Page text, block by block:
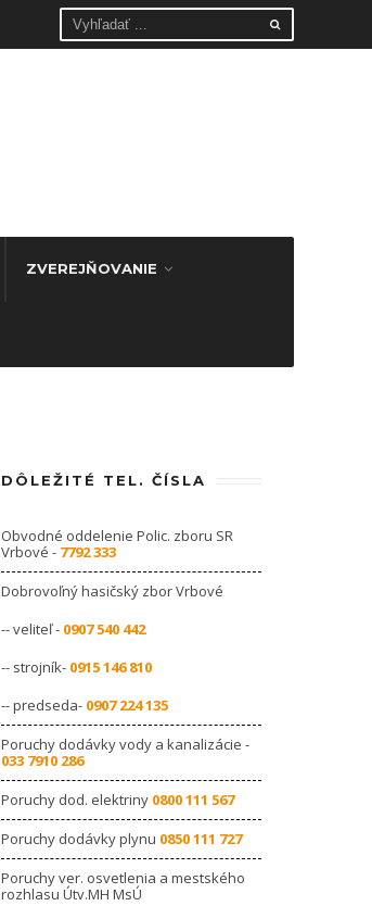
ZVEREJŇOVANIE
DÔLEŽITÉ TEL. ČÍSLA
Obvodné oddelenie Polic. zboru SR
Vrbové - 7792 333
Dobrovoľný hasičský zbor Vrbové
-- veliteľ - 0907 540 442
-- strojník- 0915 146 810
-- predseda- 0907 224 135
Poruchy dodávky vody a kanalizácie -
033 7910 286
Poruchy dod. elektriny 0800 111 567
Poruchy dodávky plynu 0850 111 727
Poruchy ver. osvetlenia a mestského
rozhlasu Útv.MH MsÚ